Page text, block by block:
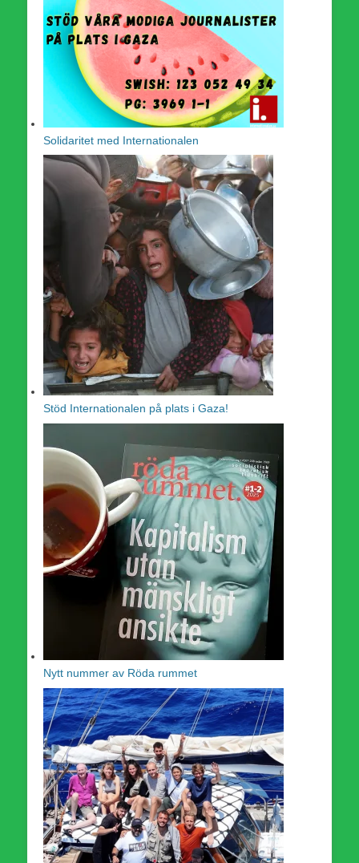
Solidaritet med Internationalen
Stöd Internationalen på plats i Gaza!
Nytt nummer av Röda rummet